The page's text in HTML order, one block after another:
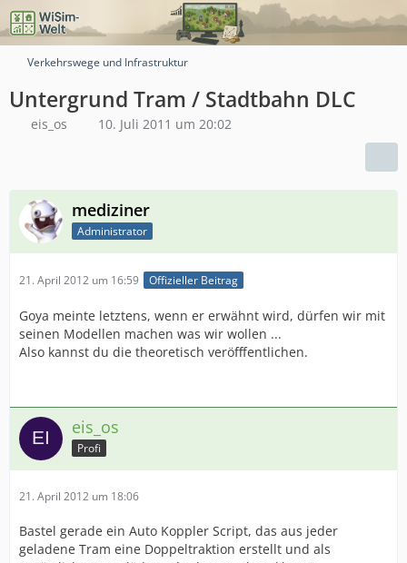
Verkehrswege und Infrastruktur
Untergrund Tram / Stadtbahn DLC
eis_os 10. Juli 2011 um 20:02
mediziner
Administrator
21. April 2012 um 16:59 Offizieller Beitrag
Goya meinte letztens, wenn er erwähnt wird, dürfen wir mit
seinen Modellen machen was wir wollen ...
Also kannst du die theoretisch veröfffentlichen.
eis_os
Profi
21. April 2012 um 18:06
Bastel gerade ein Auto Koppler Script, das aus jeder
geladene Tram eine Doppeltraktion erstellt und als